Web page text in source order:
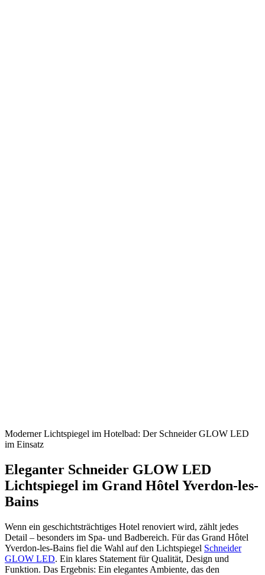
Moderner Lichtspiegel im Hotelbad: Der Schneider GLOW LED
im Einsatz
Eleganter Schneider GLOW LED
Lichtspiegel im Grand Hôtel Yverdon-les-
Bains
Wenn ein geschichtsträchtiges Hotel renoviert wird, zählt jedes
Detail – besonders im Spa- und Badbereich. Für das Grand Hôtel
Yverdon-les-Bains fiel die Wahl auf den Lichtspiegel Schneider
GLOW LED. Ein klares Statement für Qualität, Design und
Funktion. Das Ergebnis: Ein elegantes Ambiente, das den